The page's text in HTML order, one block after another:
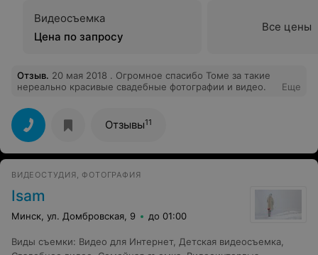
Видеосъемка
Цена по запросу
Все цены
Отзыв. 20 мая 2018 . Огромное спасибо Томе за такие
нереально красивые свадебные фотографии и видео.
Еще
Отзывы11
ВИДЕОСТУДИЯ, ФОТОГРАФИЯ
Isam
Минск, ул. Домбровская, 9 до 01:00
Виды съемки: Видео для Интернет, Детская видеосъемка,